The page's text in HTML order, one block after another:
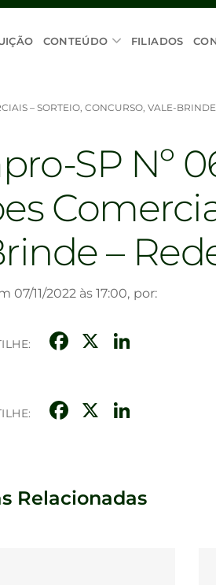
CONTEÚDO FILIADOS
– SORTEIO, CONCURSO, VALE-
SP Nº
–
07/11/2022 às 17:00, por:
Facebook
X
Facebook
X
Relacionadas